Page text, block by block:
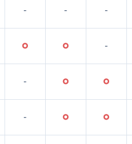
- - -
○ ○ -
- ○ ○
- ○ ○